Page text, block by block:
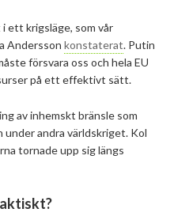
ett krigsläge, som vår
Andersson konstaterat. Putin
försvara oss och hela EU
på ett effektivt sätt.
av inhemskt bränsle som
under andra världskriget. Kol
tornade upp sig längs